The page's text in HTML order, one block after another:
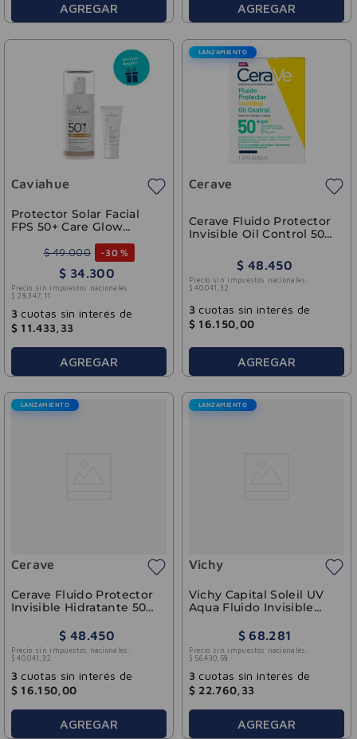
AGREGAR AGREGAR
Caviahue
Protector Solar Facial
FPS 50+ Care Glow
$ 49.000 -30 %
$ 34 300
Precio sin impuestos nacionales:
$ 28 .347 11
3 cuotas sin interés de
$ 11.433 33
AGREGAR
LANZAMIENTO
Cerave
Cerave Fluido Protector
Invisible Oil Control 50
$ 48.450
Precio sin impuestos nacionales:
$ 40.041 , 32
3 cuotas sin interés de
$ 16.150 00
AGREGAR
LANZAMIENTO
Cerave
Cerave Fluido Protector
Invisible Hidratante 50
$ 48.450
Precio sin impuestos nacionales:
$ 40.041 , 32
3 cuotas sin interés de
$ 16.150 00
AGREGAR
LANZAMIENTO
Vichy
Vichy Capital Soleil UV
Aqua Fluido Invisible
$ 68.281
Precio sin impuestos nacionales:
$ 56.430, 58
3 cuotas sin interés de
$ 22.760 33
AGREGAR